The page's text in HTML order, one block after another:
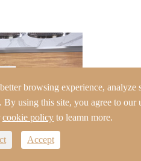
browsing experience, analyze
using this site, you agree to our
cookie policy to leamn more.
Accept